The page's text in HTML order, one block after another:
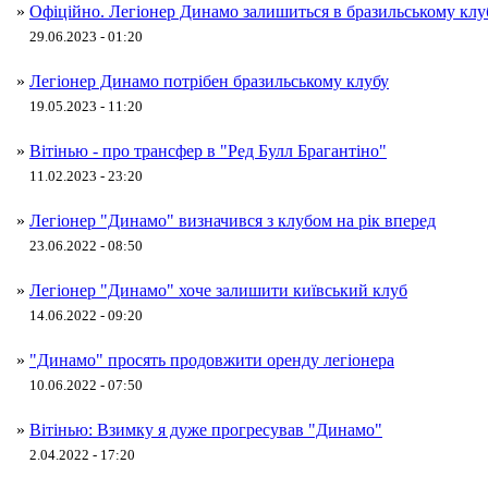
» Офіційно. Легіонер Динамо залишиться в бразильському
29.06.2023 - 01:20
» Легіонер Динамо потрібен бразильському клубу
19.05.2023 - 11:20
» Вітінью - про трансфер в "Ред Булл Брагантіно"
11.02.2023 - 23:20
» Легіонер "Динамо" визначився з клубом на рік вперед
23.06.2022 - 08:50
» Легіонер "Динамо" хоче залишити київський клуб
14.06.2022 - 09:20
» "Динамо" просять продовжити оренду легіонера
10.06.2022 - 07:50
» Вітінью: Взимку я дуже прогресував "Динамо"
2.04.2022 - 17:20